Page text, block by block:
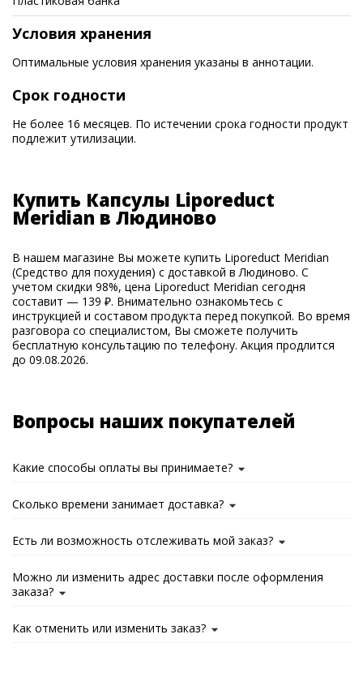
Условия хранения
Оптимальные условия хранения указаны в аннотации.
Срок годности
Не более 16 месяцев. По истечении срока годности продукт
подлежит утилизации.
Купить Капсулы Liporeduct
Meridian в Людиново
В нашем магазине Вы можете купить Liporeduct Meridian
(Средство для похудения) с доставкой в Людиново. С
учетом скидки 98%, цена Liporeduct Meridian сегодня
составит — 139 ₽. Внимательно ознакомьтесь с
инструкцией и составом продукта перед покупкой. Во время
разговора со специалистом, Вы сможете получить
бесплатную консультацию по телефону. Акция продлится
до 09.08.2026.
Вопросы наших покупателей
Какие способы оплаты вы принимаете?
Сколько времени занимает доставка?
Есть ли возможность отслеживать мой заказ?
Можно ли изменить адрес доставки после оформления
заказа?
Как отменить или изменить заказ?